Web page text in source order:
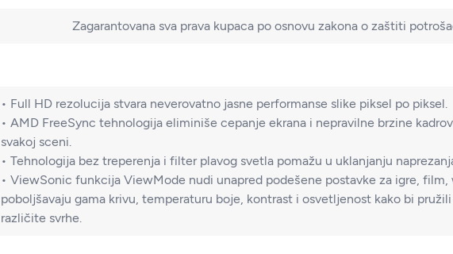
Zagarantovana sva prava kupaca po osnovu zakona o zaštiti
• Full HD rezolucija stvara neverovatno jasne performanse slike piksel po piksel.
• AMD FreeSync tehnologija eliminiše cepanje ekrana i nepravilne brzine
svakoj sceni.
• Tehnologija bez treperenja i filter plavog svetla pomažu u uklanjanju
• ViewSonic funkcija ViewMode nudi unapred podešene postavke za igre,
poboljšavaju gama krivu, temperaturu boje, kontrast i osvetljenost kako bi
različite svrhe.